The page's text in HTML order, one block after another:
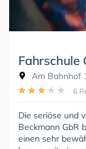
Fahrschule
Am Bahnhof
6
Die seriöse und
Beckmann GbR
einen sehr